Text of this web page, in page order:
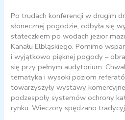
Po trudach konferencji w drugim
słonecznej pogodzie, odbyła się
stateczkiem po wodach jezior
Kanału Elbląskiego. Pomimo
i wyjątkowo pięknej pogody –
się przy pełnym audytorium.
tematyka i wysoki poziom
towarzyszyły wystawy
podzespoły systemów ochrony
rynku. Wieczory spędzano